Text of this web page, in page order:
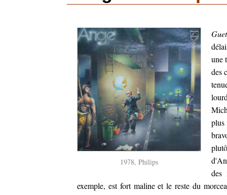
1978, Philips
une
des
plus
des
exemple, est fort maline et le reste du